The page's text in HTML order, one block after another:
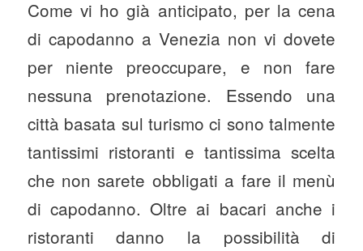
Come vi ho già anticipato, per la cena
di capodanno a Venezia non vi dovete
per niente preoccupare, e non fare
nessuna prenotazione. Essendo una
città basata sul turismo ci sono talmente
tantissimi ristoranti e tantissima scelta
che non sarete obbligati a fare il menù
di capodanno. Oltre ai bacari anche i
ristoranti danno la possibilità di